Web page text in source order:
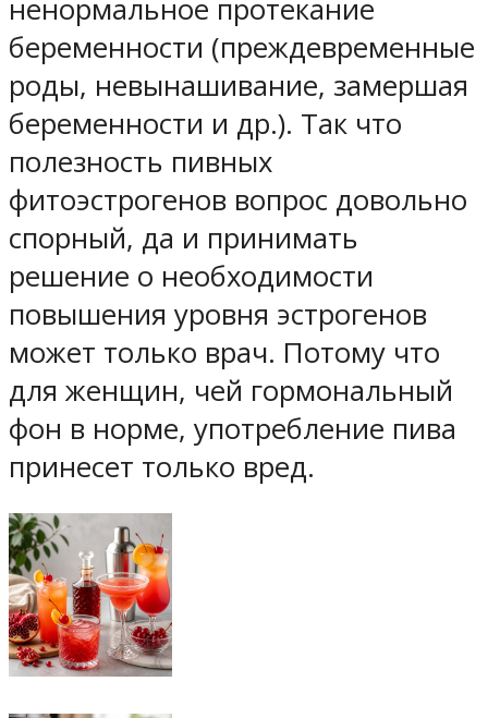
ненормальное протекание
беременности (преждевременные
роды, невынашивание, замершая
беременности и др.). Так что
полезность пивных
фитоэстрогенов вопрос довольно
спорный, да и принимать
решение о необходимости
повышения уровня эстрогенов
может только врач. Потому что
для женщин, чей гормональный
фон в норме, употребление пива
принесет только вред.